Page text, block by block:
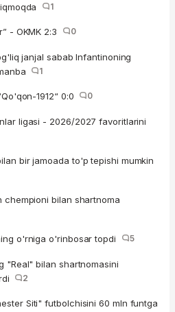
1
- OKMK 2:3 0
janjal sabab Infantinoning
1
1912“ 0:0 0
ligasi - 2026/2027 favoritlarini
bir jamoada to'p tepishi mumkin
chempioni bilan shartnoma
o'rniga o'rinbosar topdi 5
"Real" bilan shartnomasini
2
Siti" futbolchisini 60 mln funtga